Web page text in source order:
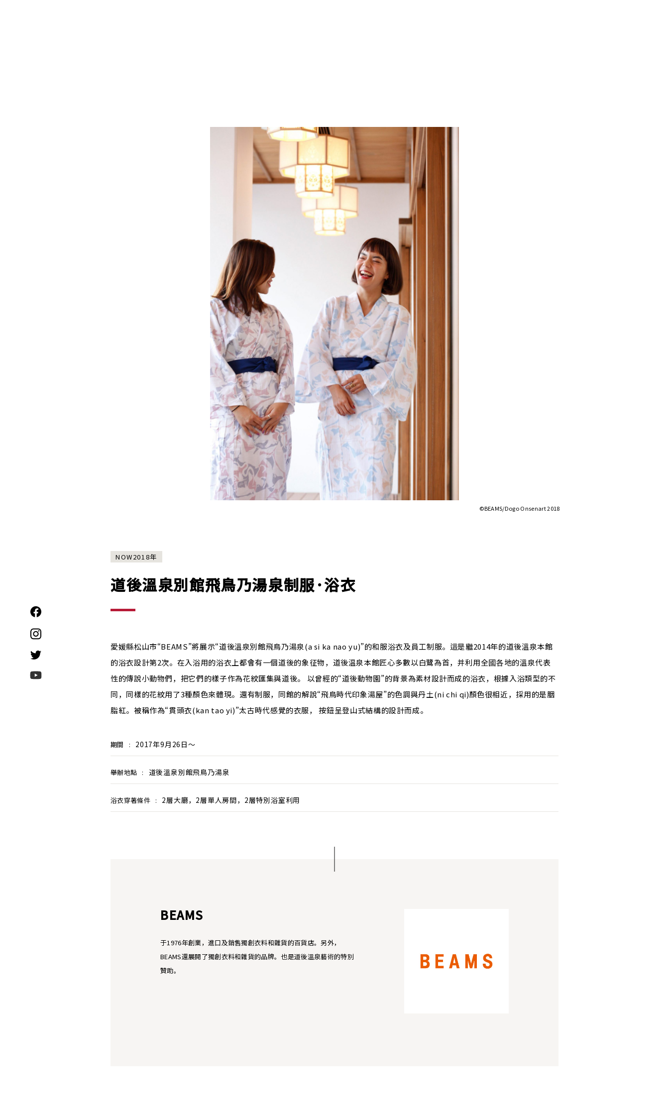
©BEAMS/Dogo Onsenart 2018
NOW2018年
道後溫泉別館飛鳥乃湯泉制服·浴衣
愛媛縣松山市“BEAMS”將展示“道後溫泉別館飛鳥乃湯泉(a si ka nao yu)”的和服浴衣及員工制服。這是繼2014年的道後溫泉本館
的浴衣設計第2次。在入浴用的浴衣上都會有一個道後的象征物，道後温泉本館匠心多數以白鷺為首，并利用全國各地的溫泉代表
性的傳說小動物們，把它們的樣子作為花紋匯集與道後。 以曾經的“道後動物園”的背景為素材設計而成的浴衣，根據入浴類型的不
同，同樣的花紋用了3種顏色來體現。還有制服，同館的解說“飛鳥時代印象湯屋”的色調與丹土(ni chi qi)顏色很相近，採用的是胭
脂紅。被稱作為“貫頭衣(kan tao yi)”太古時代感覺的衣服， 按鈕呈登山式結構的設計而成。
期間 : 2017年9月26日～
舉辦地點 : 道後溫泉別館飛鳥乃湯泉
浴衣穿著條件 : 2層大廳，2層單人房間，2層特別浴室利用
BEAMS
于1976年創業，進口及銷售獨創衣料和雜貨的百貨店。另外，
BEAMS還展開了獨創衣料和雜貨的品牌。也是道後溫泉藝術的特別
贊助。